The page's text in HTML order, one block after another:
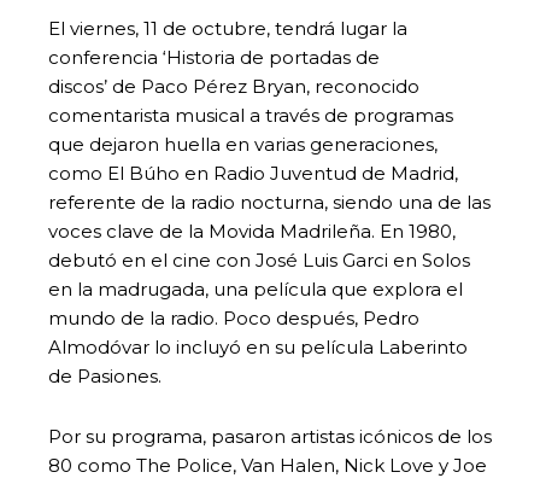
El viernes, 11 de octubre, tendrá lugar la
conferencia ‘Historia de portadas de
discos’ de Paco Pérez Bryan, reconocido
comentarista musical a través de programas
que dejaron huella en varias generaciones,
como El Búho en Radio Juventud de Madrid,
referente de la radio nocturna, siendo una de las
voces clave de la Movida Madrileña. En 1980,
debutó en el cine con José Luis Garci en Solos
en la madrugada, una película que explora el
mundo de la radio. Poco después, Pedro
Almodóvar lo incluyó en su película Laberinto
de Pasiones.
Por su programa, pasaron artistas icónicos de los
80 como The Police, Van Halen, Nick Love y Joe